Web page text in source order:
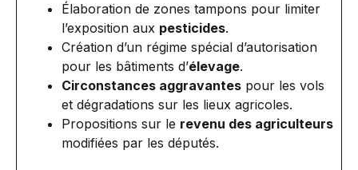
Élaboration de zones tampons pour limiter
l’exposition aux pesticides.
Création d’un régime spécial d’autorisation
pour les bâtiments d’élevage.
Circonstances aggravantes pour les vols
et dégradations sur les lieux agricoles.
Propositions sur le revenu des agriculteurs
modifiées par les députés.